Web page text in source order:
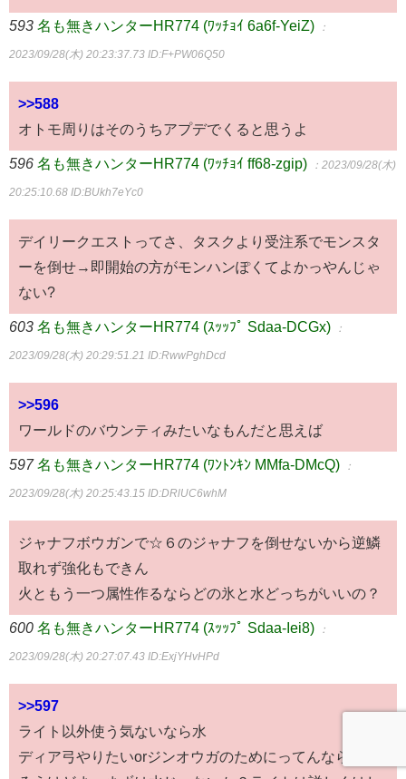
593 名も無きハンターHR774 (ﾜｯﾁｮｲ 6a6f-YeiZ) ：
2023/09/28(木) 20:23:37.73 ID:F+PW06Q50
>>588
オトモ周りはそのうちアプデでくると思うよ
596 名も無きハンターHR774 (ﾜｯﾁｮｲ ff68-zgip) ：2023/09/28(木)
20:25:10.68 ID:BUkh7eYc0
デイリークエストってさ、タスクより受注系でモンスタ
ーを倒せ→即開始の方がモンハンぽくてよかっやんじゃ
ない?
603 名も無きハンターHR774 (ｽｯｯﾌﾟ Sdaa-DCGx) ：
2023/09/28(木) 20:29:51.21 ID:RwwPghDcd
>>596
ワールドのバウンティみたいなもんだと思えば
597 名も無きハンターHR774 (ﾜﾝﾄﾝｷﾝ MMfa-DMcQ) ：
2023/09/28(木) 20:25:43.15 ID:DRlUC6whM
ジャナフボウガンで☆６のジャナフを倒せないから逆鱗
取れず強化もできん
火ともう一つ属性作るならどの氷と水どっちがいいの？
600 名も無きハンターHR774 (ｽｯｯﾌﾟ Sdaa-Iei8) ：
2023/09/28(木) 20:27:07.43 ID:ExjYHvHPd
>>597
ライト以外使う気ないなら水
ディア弓やりたいorジンオウガのためにってんなら氷だ